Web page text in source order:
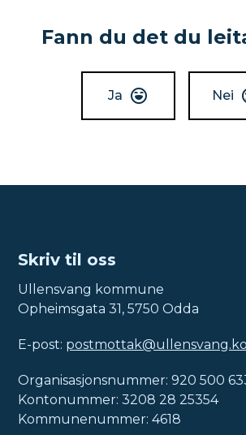
Fann du det du
Ja Nei
Skriv til oss
Ullensvang kommune
Opheimsgata 31, 5750 Odda
E-post:
Organisasjonsnummer: 920 500
Kontonummer: 3208 28 25354
Kommunenummer: 4618